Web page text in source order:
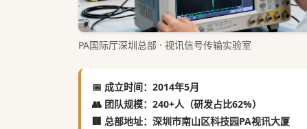
PA国际厅深圳总部 · 视讯信号传输实验室
📅 成立时间：2014年5月
👥 团队规模：240+人（研发占比62%）
🏢 总部地址：深圳市南山区科技园PA视讯大厦